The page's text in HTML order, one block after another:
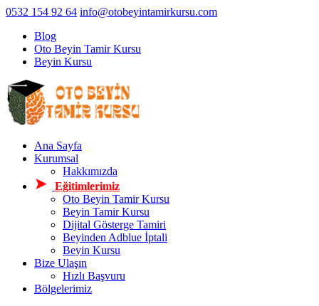
0532 154 92 64 info@otobeyintamirkursu.com
Blog
Oto Beyin Tamir Kursu
Beyin Kursu
Ana Sayfa
Kurumsal
Hakkımızda
Eğitimlerimiz
Oto Beyin Tamir Kursu
Beyin Tamir Kursu
Dijital Gösterge Tamiri
Beyinden Adblue İptali
Beyin Kursu
Bize Ulaşın
Hızlı Başvuru
Bölgelerimiz